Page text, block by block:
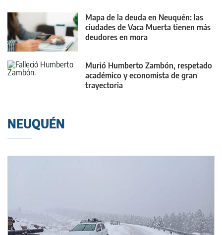
Mapa de la deuda en Neuquén: las
ciudades de Vaca Muerta tienen más
deudores en mora
Murió Humberto Zambón, respetado
académico y economista de gran
trayectoria
NEUQUÉN